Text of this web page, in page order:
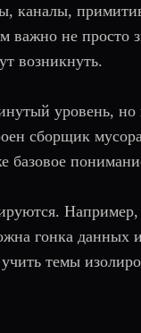
каналы,
не просто
возникнуть.
уровень, но
сборщик
гонка
темы